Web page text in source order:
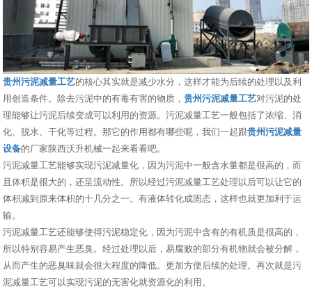
贵州污泥减量工艺的核心其实就是减少水分，这样才能为后续的处理以及利
用创造条件。除去污泥中的有毒有害的物质，贵州污泥减量工艺对污泥的处
理能够让污泥后续变成可以利用的资源。污泥减量工艺一般包括了浓缩、消
化、脱水、干化等过程。那它的作用都有哪些呢，我们一起跟贵州污泥减量
设备的厂家陕西沃升机械一起来看看吧。
污泥减量工艺能够实现污泥减量化，因为污泥中一般含水量都是很高的，而
且体积是很大的，还呈流动性。所以经过污泥减量工艺处理以后可以让它的
体积减到原来体积的十几分之一。有液体转化成固态，这样也就更加利于运
输。
污泥减量工艺还能够使得污泥稳定化，因为污泥中含有的有机质是很高的，
所以特别容易产生恶臭。经过处理以后，易腐败的部分有机物就会被分解，
从而产生的恶臭味就会很大程度的降低。更加方便后续的处理。再次就是污
泥减量工艺可以实现污泥的无害化就资源化的利用。